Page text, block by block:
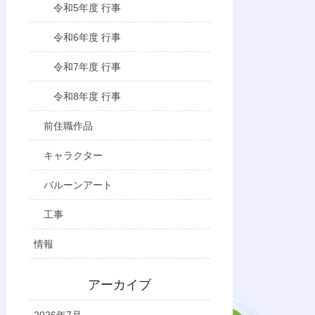
令和5年度 行事
令和6年度 行事
令和7年度 行事
令和8年度 行事
前住職作品
キャラクター
バルーンアート
工事
情報
アーカイブ